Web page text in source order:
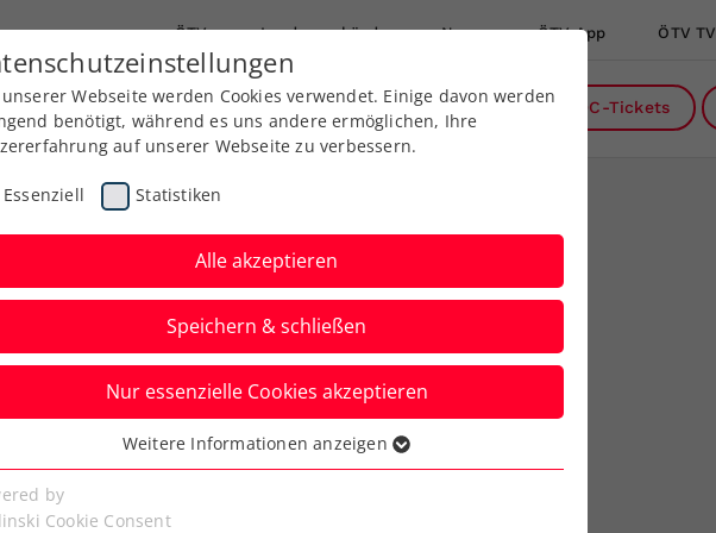
ÖTV Landesverbände News ÖTV App ÖTV TV
Ausbildung Services Über uns DC-Tickets
Verdiente Bühne
des Drei
Webseite werden Cookies verwendet. Einige davon werden
benötigt, während es uns andere ermöglichen, Ihre
auf unserer Webseite zu verbessern.
Essenziell Statistiken
Alle akzeptieren
Speichern & schließen
Nur essenzielle Cookies akzeptieren
Cookies werden für grundlegende Funktionen der
benötigt. Dadurch ist gewährleistet, dass die Webseite
Weitere Informationen anzeigen
by
Cookie Consent